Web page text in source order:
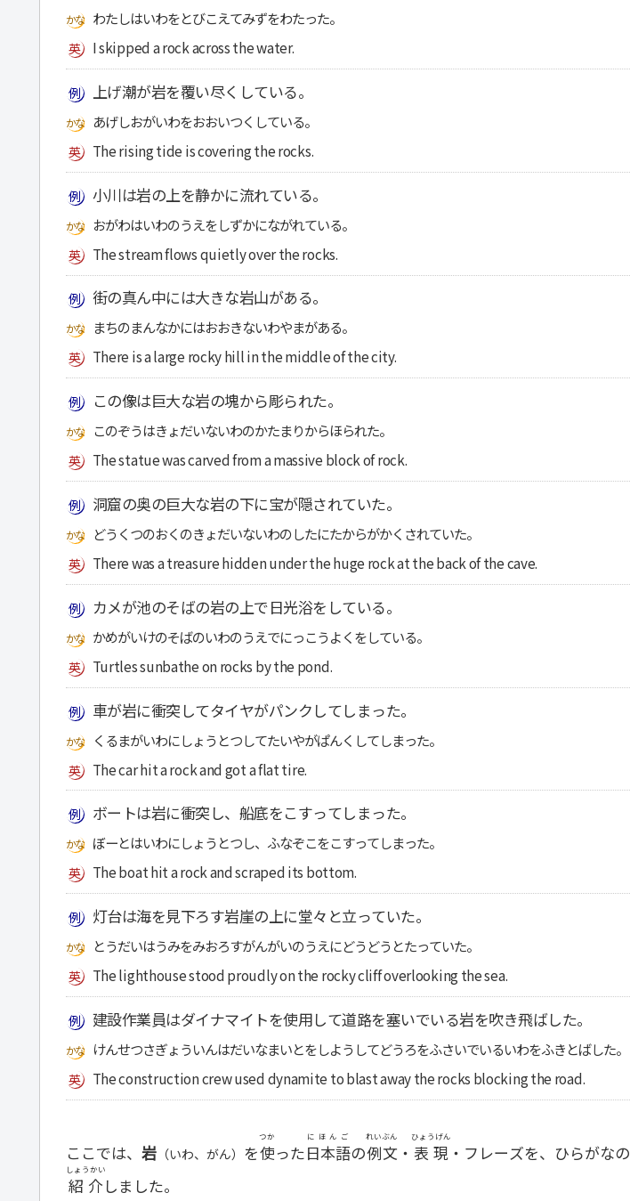
わたしはいわをとびこえてみずをわたった。
I skipped a rock across the water.
上げ潮が岩を覆い尽くしている。
あげしおがいわをおおいつくしている。
The rising tide is covering the rocks.
小川は岩の上を静かに流れている。
おがわはいわのうえをしずかにながれている。
The stream flows quietly over the rocks.
街の真ん中には大きな岩山がある。
まちのまんなかにはおおきないわやまがある。
There is a large rocky hill in the middle of the city.
この像は巨大な岩の塊から彫られた。
このぞうはきょだいないわのかたまりからほられた。
The statue was carved from a massive block of rock.
洞窟の奥の巨大な岩の下に宝が隠されていた。
どうくつのおくのきょだいないわのしたにたからがかくされていた。
There was a treasure hidden under the huge rock at the back of the cave.
カメが池のそばの岩の上で日光浴をしている。
かめがいけのそばのいわのうえでにっこうよくをしている。
Turtles sunbathe on rocks by the pond.
車が岩に衝突してタイヤがパンクしてしまった。
くるまがいわにしょうとつしてたいやがぱんくしてしまった。
The car hit a rock and got a flat tire.
ボートは岩に衝突し、船底をこすってしまった。
ぼーとはいわにしょうとつし、ふなぞこをこすってしまった。
The boat hit a rock and scraped its bottom.
灯台は海を見下ろす岩崖の上に堂々と立っていた。
とうだいはうみをみおろすがんがいのうえにどうどうとたっていた。
The lighthouse stood proudly on the rocky cliff overlooking the sea.
建設作業員はダイナマイトを使用して道路を塞いでいる岩を吹き飛ばした。
けんせつさぎょういんはだいなまいとをしようしてどうろをふさいでいるいわをふきとばした。
The construction crew used dynamite to blast away the rocks blocking the road.
ここでは、 岩 （いわ、がん） を使
つか
った日本語
にほんご
の例文
れいぶん
・ 表現
ひょうげん
・フレーズを、ひらがなの
紹介
しょうかい
しました。